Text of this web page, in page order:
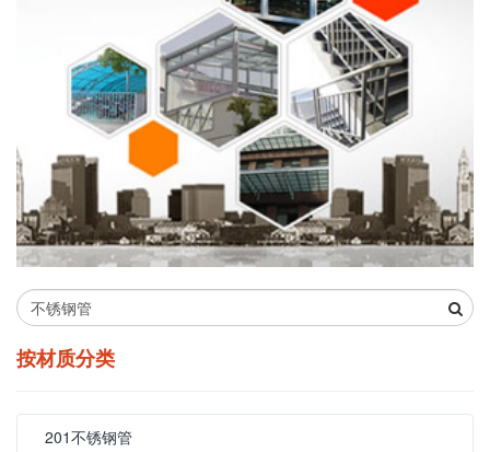
按材质分类
201不锈钢管